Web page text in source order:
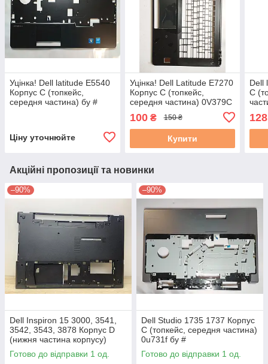
Уцінка! Dell latitude E5540
Корпус C (топкейс,
середня частина) бу #
Ціну уточнюйте
Уцінка! Dell Latitude E7270
Корпус C (топкейс,
середня частина) 0V379C
100₴ 150 ₴
Купити
Dell
C
128
Акційні пропозиції та новинки
–90%
Dell Inspiron 15 3000, 3541,
3542, 3543, 3878 Корпус D
(нижня частина корпусу)
460.00H04.0004 0PKM2X
3.5С б/в
Готово до відправки 1 од.
–90%
Dell Studio 1735 1737 Корпус
C (топкейс, середня частина)
0u731f бу #
Готово до відправки 1 од.